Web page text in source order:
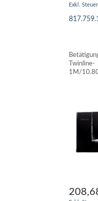
Twinline-
1M/